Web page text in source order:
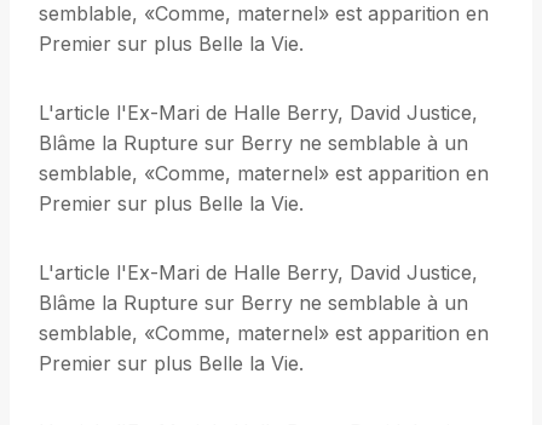
semblable, «Comme, maternel» est apparition en
Premier sur plus Belle la Vie.
L'article l'Ex-Mari de Halle Berry, David Justice,
Blâme la Rupture sur Berry ne semblable à un
semblable, «Comme, maternel» est apparition en
Premier sur plus Belle la Vie.
L'article l'Ex-Mari de Halle Berry, David Justice,
Blâme la Rupture sur Berry ne semblable à un
semblable, «Comme, maternel» est apparition en
Premier sur plus Belle la Vie.